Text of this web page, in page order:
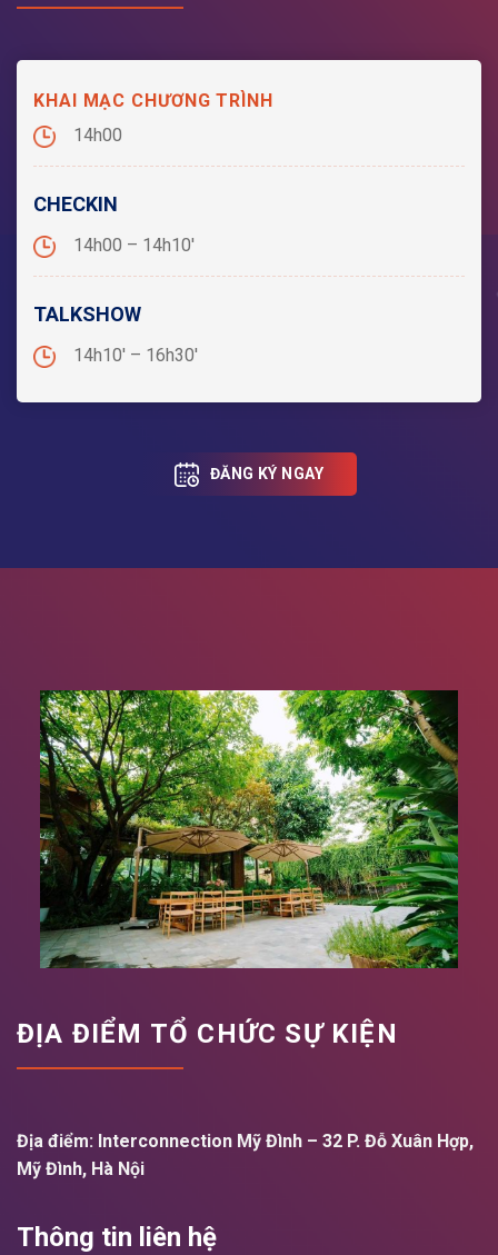
KHAI MẠC CHƯƠNG TRÌNH
14h00
14h00 – 14h10′
CHECKIN
14h10′ – 16h30′
TALKSHOW
ĐĂNG KÝ NGAY
ĐỊA ĐIỂM TỔ CHỨC SỰ KIỆN
Địa điểm: Interconnection Mỹ Đình – 32 P. Đỗ Xuân Hợp,
Mỹ Đình, Hà Nội
Thông tin liên hệ